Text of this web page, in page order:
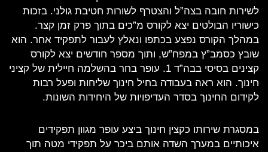
לשירות חובה בצה”ל והצטרף לשורות חטיבת גולני. בזכות
כישוריו הבולטים יצא לקורס מ”כים בתוך פרק זמן קצר.
במהלך הקורס נפצע בכתפו ונאלץ לעבור לתפקיד אחר. הוא
שובץ כסמב”ץ במפח”ש, ותוך מספר חודשים יצא לקורס
קצינים בסיסי בבה”ד 1. עופר בחר בהשלמה חיילית של קציני
חינוך. הוא ראה בעבודה בחיל חינוך שליחות ופעל רבות
לקידום החינוך בסדר העדיפויות של היחידות השונות.
במסגרת שירותו כקצין חינוך ביצע עופר מגוון תפקידים
איכותיים במערך השדה אותם ביכר על תפקידי מטה תוך